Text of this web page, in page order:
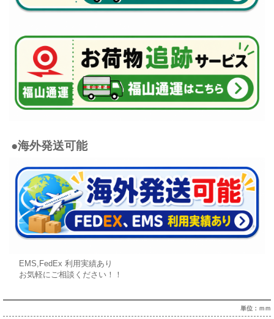
●海外発送可能
EMS,FedEx 利用実績あり
お気軽にご相談ください！！
単位：ｍｍ